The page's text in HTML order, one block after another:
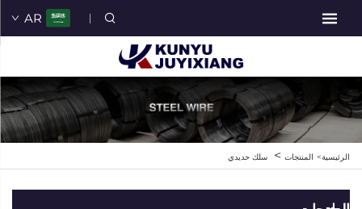
AR
الرئيسية> المنتجات > سلك حديدي